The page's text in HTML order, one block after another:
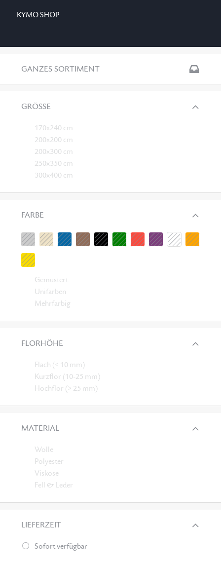
KYMO SHOP
GANZES SORTIMENT
GRÖSSE
170x240 cm
200x200 cm
200x300 cm
250x350 cm
300x400 cm
FARBE
Gemustert
Unifarben
Mehrfarbig
FLORHÖHE
Flach (< 10 mm)
Kurzflor (10-25 mm)
Hochflor (> 25 mm)
MATERIAL
Wolle
Polyester
Viskose
Fell & Leder
LIEFERZEIT
Sofort verfügbar